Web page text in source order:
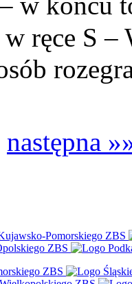
ręce S
następna